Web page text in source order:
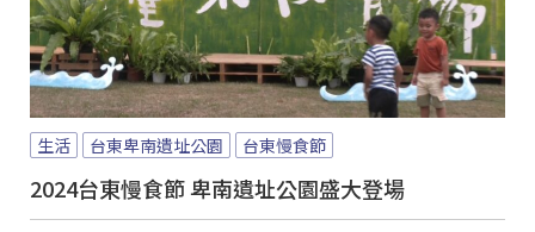
生活 台東卑南遺址公園 台東慢食節
2024台東慢食節 卑南遺址公園盛大登場